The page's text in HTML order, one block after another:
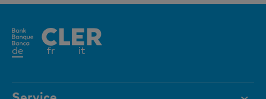
deAktives
fr it